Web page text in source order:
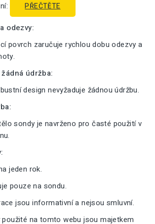
PŘEČTĚTE
odezvy:
povrch zaručuje rychlou dobu odezvy a
údržba:
design nevyžaduje žádnou údržbu.
sondy je navrženo pro časté použití v
jeden rok.
pouze na sondu.
jsou informativní a nejsou smluvní.
použité na tomto webu jsou majetkem